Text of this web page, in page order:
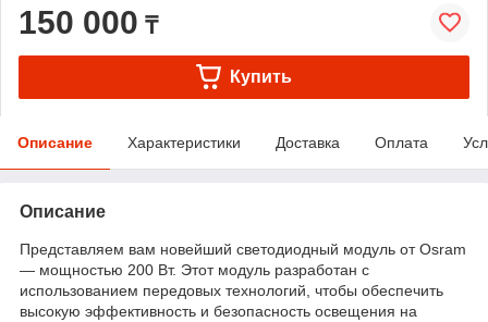
150 000 ₸
Купить
Описание Характеристики Доставка Оплата
Описание
Представляем вам новейший светодиодный модуль от Osram
— мощностью 200 Вт. Этот модуль разработан с
использованием передовых технологий, чтобы обеспечить
высокую эффективность и безопасность освещения на